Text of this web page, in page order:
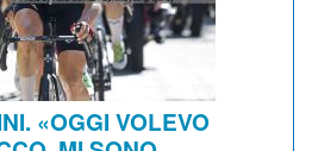
«OGGI VOLEVO